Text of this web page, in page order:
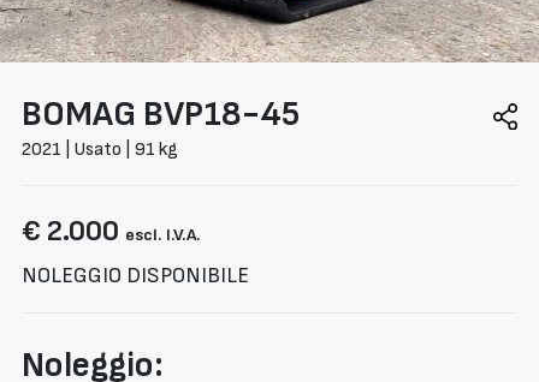
BOMAG BVP18-45
2021 | Usato | 91 kg
€ 2.000 escl. I.V.A.
NOLEGGIO DISPONIBILE
Noleggio: